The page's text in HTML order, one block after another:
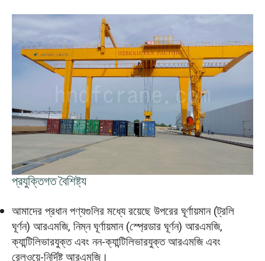
প্রযুক্তিগত বৈশিষ্ট্য
আমাদের প্রধান পণ্যগুলির মধ্যে রয়েছে উপরের ঘূর্ণায়মান (ট্রলি
ঘূর্ণন) আরএমজি, নিম্ন ঘূর্ণায়মান (স্প্রেডার ঘূর্ণন) আরএমজি,
ক্যান্টিলিভারযুক্ত এবং নন-ক্যান্টিলিভারযুক্ত আরএমজি এবং
রেলওয়ে-নির্দিষ্ট আরএমজি।